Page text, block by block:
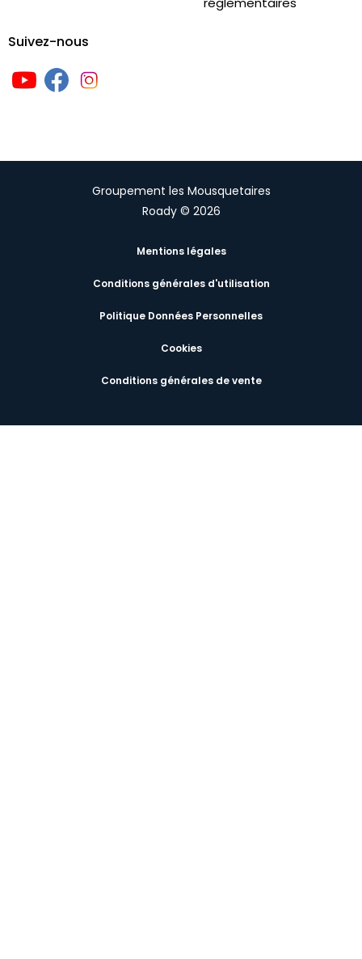
Suivez-nous
Groupement les Mousquetaires
Roady © 2026
Mentions légales
Conditions générales d'utilisation
Politique Données Personnelles
Cookies
Conditions générales de vente